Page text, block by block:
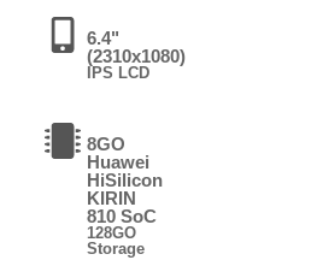
6.4"
(2310x1080)
IPS LCD
8GO
Huawei
HiSilicon
KIRIN
810 SoC
128GO
Storage